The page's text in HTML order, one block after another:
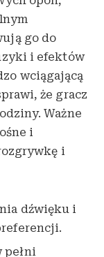
go do
i efektów
wciągającą
że gracz
Ważne
i
i
dźwięku i
pełni